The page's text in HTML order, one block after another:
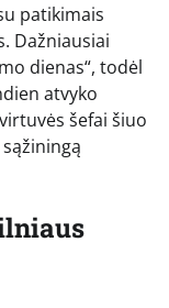
patikimais
Dažniausiai
dienas“, todėl
atvyko
šefai šiuo